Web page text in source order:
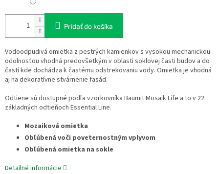
Pridať do košíka
Vodoodpudivá omietka z pestrých kamienkov s vysokou mechanickou
odolnosťou vhodná predovšetkým v oblasti soklovej časti budov a do
častí kde dochádza k častému odstrekovaniu vody. Omietka je vhodná
aj na dekoratívne stvárnenie fasád.
Odtiene sú dostupné podľa vzorkovníka Baumit Mosaik Life a to v 22
základných odtieňoch Essential Line.
Mozaiková omietka
Obľúbená voči poveternostným vplyvom
Obľúbená omietka na sokle
Detailné informácie